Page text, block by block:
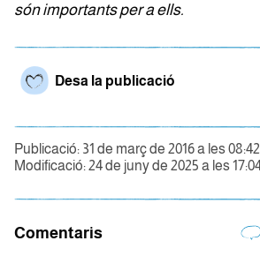
són importants per a ells.
Desa la publicació
Publicació: 31 de març de 2016 a les 08:42
Modificació: 24 de juny de 2025 a les
Comentaris